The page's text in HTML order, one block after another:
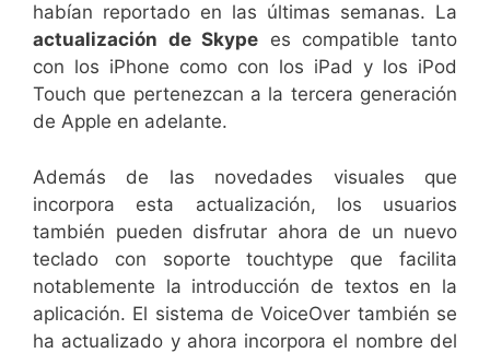
habían reportado en las últimas semanas. La
actualización de Skype es compatible tanto
con los iPhone como con los iPad y los iPod
Touch que pertenezcan a la tercera generación
de Apple en adelante.
Además de las novedades visuales que
incorpora esta actualización, los usuarios
también pueden disfrutar ahora de un nuevo
teclado con soporte touchtype que facilita
notablemente la introducción de textos en la
aplicación. El sistema de VoiceOver también se
ha actualizado y ahora incorpora el nombre del